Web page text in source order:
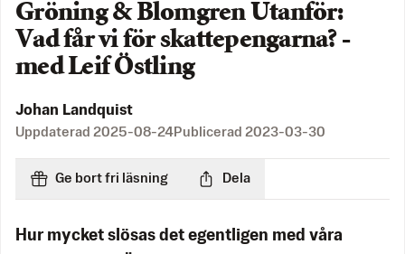
Gröning & Blomgren Utanför:
Vad får vi för skattepengarna? -
med Leif Östling
Johan Landquist
Uppdaterad 2025-08-24 Publicerad 2023-03-30
Ge bort fri läsning Dela
Hur mycket slösas det egentligen med våra